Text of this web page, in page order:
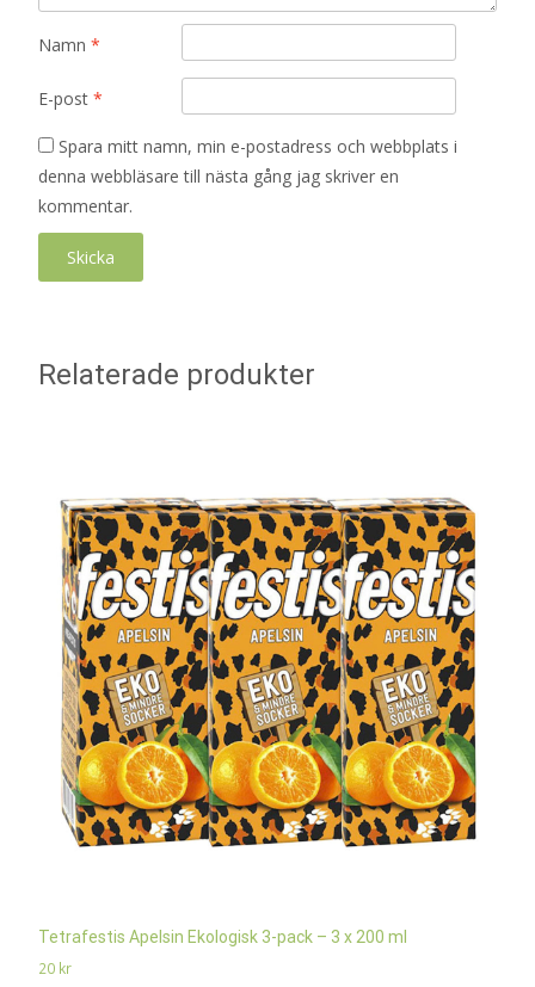
Namn *
E-post *
Spara mitt namn, min e-postadress och webbplats i
denna webbläsare till nästa gång jag skriver en
kommentar.
Relaterade produkter
Tetrafestis Apelsin Ekologisk 3-pack – 3 x 200 ml
20 kr